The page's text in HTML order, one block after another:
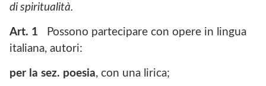
di spiritualità.
Art. 1 Possono partecipare con opere in lingua
italiana, autori:
per la sez. poesia, con una lirica;